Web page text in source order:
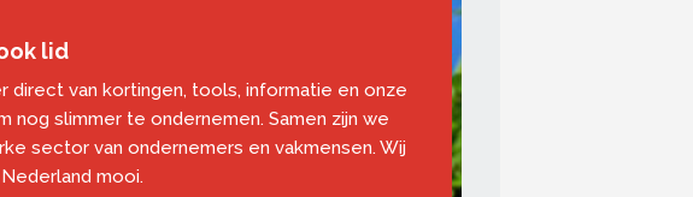
lid
direct van kortingen, tools, informatie en onze
nog slimmer te ondernemen. Samen zijn we
sector van ondernemers en vakmensen. Wij
mooi.